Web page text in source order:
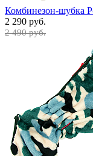
Комбинезон-шубка
2 290 руб.
2 490 руб.